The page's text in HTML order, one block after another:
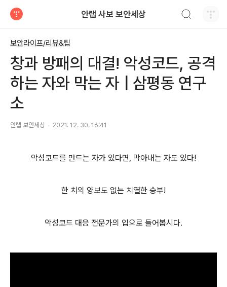
안랩 사보 보안세상
보안라이프/리뷰&팁
창과 방패의 대결! 악성코드, 공격
하는 자와 막는 자 | 삼평동 연구
소
안랩 보안세상 2021. 12. 30. 16:41
악성코드를 만드는 자가 있다면, 막아내는 자도 있다!
한 치의 양보도 없는 치열한 승부!
악성코드 대응 전문가의 입으로 들어봅시다.